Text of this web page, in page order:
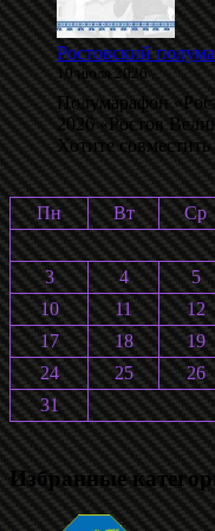
Ростовский
10 июля 2026
Полумарафон
2026 «Ростов
Хотите
Пн
Вт Ср
3
4 5
10
11 12
17
18 19
24
25 26
31
Избранные